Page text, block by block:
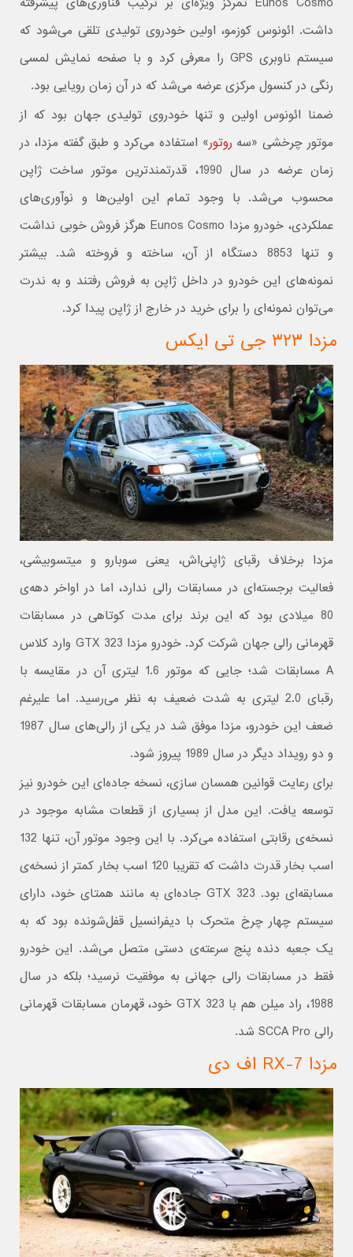
داشت. ائونوس کوزمو، اولین خودروی تولیدی تلقی می‌شود که
سیستم ناوبری GPS را معرفی کرد و با صفحه نمایش لمسی
رنگی در کنسول مرکزی عرضه می‌شد که در آن زمان رویایی بود.
ضمنا ائونوس اولین و تنها خودروی تولیدی جهان بود که از
موتور چرخشی «سه روتور» استفاده می‌کرد و طبق گفته مزدا، در
زمان عرضه در سال 1990، قدرتمندترین موتور ساخت ژاپن
محسوب می‌شد. با وجود تمام این اولین‌ها و نوآوری‌های
عملکردی، خودرو مزدا Eunos Cosmo هرگز فروش خوبی نداشت
و تنها 8853 دستگاه از آن، ساخته و فروخته شد. بیشتر
نمونه‌های این خودرو در داخل ژاپن به فروش رفتند و به ندرت
می‌توان نمونه‌ای را برای خرید در خارج از ژاپن پیدا کرد.
مزدا ۳۲۳ جی تی ایکس
مزدا برخلاف رقبای ژاپنی‌اش، یعنی سوبارو و میتسوبیشی،
فعالیت برجسته‌ای در مسابقات رالی ندارد، اما در اواخر دهه‌ی
80 میلادی بود که این برند برای مدت کوتاهی در مسابقات
قهرمانی رالی جهان شرکت کرد. خودرو مزدا 323 GTX وارد کلاس
A مسابقات شد؛ جایی که موتور 1.6 لیتری آن در مقایسه با
رقبای 2.0 لیتری به شدت ضعیف به نظر می‌رسید. اما علیرغم
ضعف این خودرو، مزدا موفق شد در یکی از رالی‌های سال 1987
و دو رویداد دیگر در سال 1989 پیروز شود.
برای رعایت قوانین همسان سازی، نسخه جاده‌ای این خودرو نیز
توسعه یافت. این مدل از بسیاری از قطعات مشابه موجود در
نسخه‌ی رقابتی استفاده می‌کرد. با این وجود موتور آن، تنها 132
اسب بخار قدرت داشت که تقریبا 120 اسب بخار کمتر از نسخه‌ی
مسابقه‌ای بود. 323 GTX جاده‌ای به مانند همتای خود، دارای
سیستم چهار چرخ متحرک با دیفرانسیل قفل‌شونده بود که به
یک جعبه دنده پنج سرعته‌ی دستی متصل می‌شد. این خودرو
فقط در مسابقات رالی جهانی به موفقیت نرسید؛ بلکه در سال
1988، راد میلن هم با 323 GTX خود، قهرمان مسابقات قهرمانی
رالی SCCA Pro شد.
مزدا RX-7 اف دی